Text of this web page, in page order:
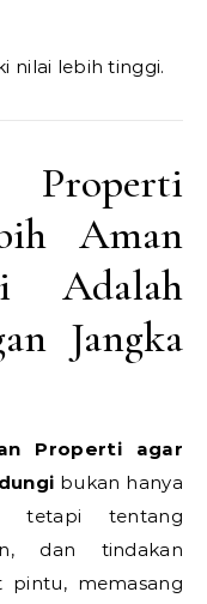
nilai lebih tinggi.
Properti
Aman
Adalah
Jangka
Properti agar
bukan hanya
tetapi tentang
dan tindakan
pintu, memasang